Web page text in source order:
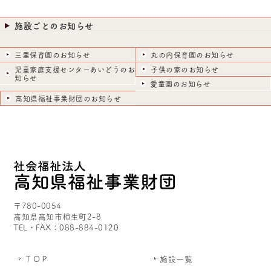
施設ごとのお知らせ
三里保育園のお知らせ
丸の内保育園のお知らせ
児童家庭支援センターあいどうのお
知らせ
子供の家のお知らせ
愛童園のお知らせ
高知県福祉事業財団のお知らせ
〒780-0054
高知県高知市相生町2-8
TEL・FAX：088-884-0120
ＴＯＰ 施設一覧